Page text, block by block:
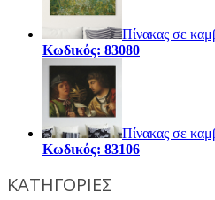
Πίνακας σε
Κωδικός: 83080
Πίνακας σε
Κωδικός: 83106
ΚΑΤΗΓΟΡΙΕΣ